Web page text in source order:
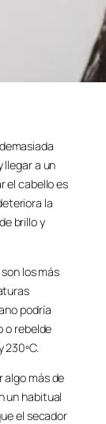
a un
el cabello es
la
brillo y
los más
podría
o rebelde
algo más de
un habitual
el secador